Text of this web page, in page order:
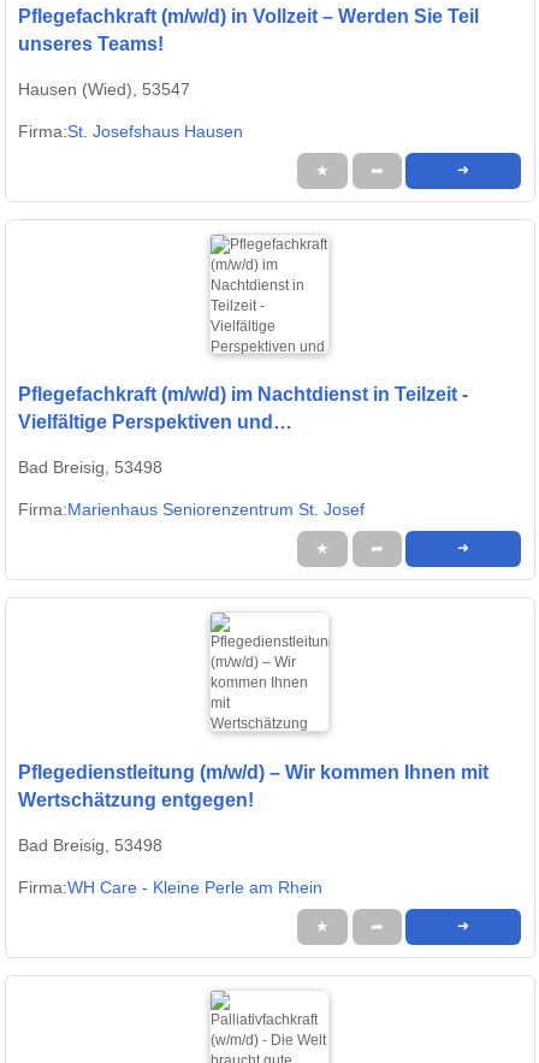
Pflegefachkraft (m/w/d) in Vollzeit – Werden Sie Teil
unseres Teams!
Hausen (Wied), 53547
Firma:St. Josefshaus Hausen
★ ➦ ➜
Pflegefachkraft (m/w/d) im Nachtdienst in Teilzeit -
Vielfältige Perspektiven und
Bad Breisig, 53498
Firma:Marienhaus Seniorenzentrum St. Josef
★ ➦ ➜
Pflegedienstleitung (m/w/d) – Wir kommen Ihnen mit
Wertschätzung entgegen!
Bad Breisig, 53498
Firma:WH Care - Kleine Perle am Rhein
★ ➦ ➜